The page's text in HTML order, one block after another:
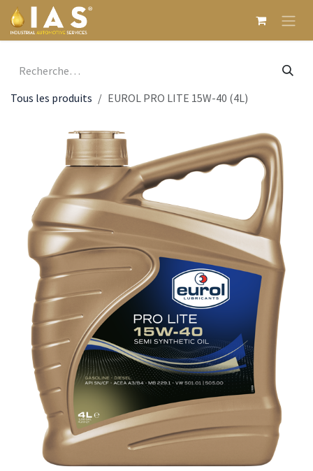
Se rendre au contenu
Tous les produits EUROL PRO LITE 15W-40 (4L)